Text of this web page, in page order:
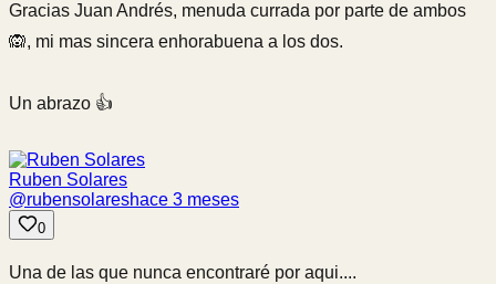
Gracias Juan Andrés, menuda currada por parte de ambos
🙉, mi mas sincera enhorabuena a los dos.
Un abrazo 👍
Ruben Solares
@rubensolareshace 3 meses
0
Una de las que nunca encontraré por aqui....